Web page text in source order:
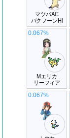
マツバAC
バクフーンHi
Mエリカ
リーフィア
0.067%
0.067%